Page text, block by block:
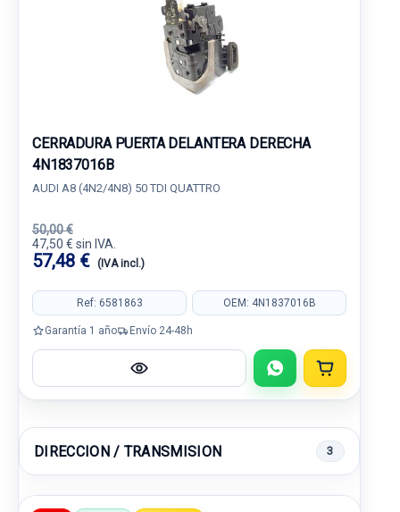
CERRADURA PUERTA DELANTERA DERECHA
4N1837016B
AUDI A8 (4N2/4N8) 50 TDI QUATTRO
50,00 €
47,50 € sin IVA.
57,48 € (IVA incl.)
Ref: 6581863 OEM: 4N1837016B
Garantía 1 año Envío 24-48h
DIRECCION / TRANSMISION 3